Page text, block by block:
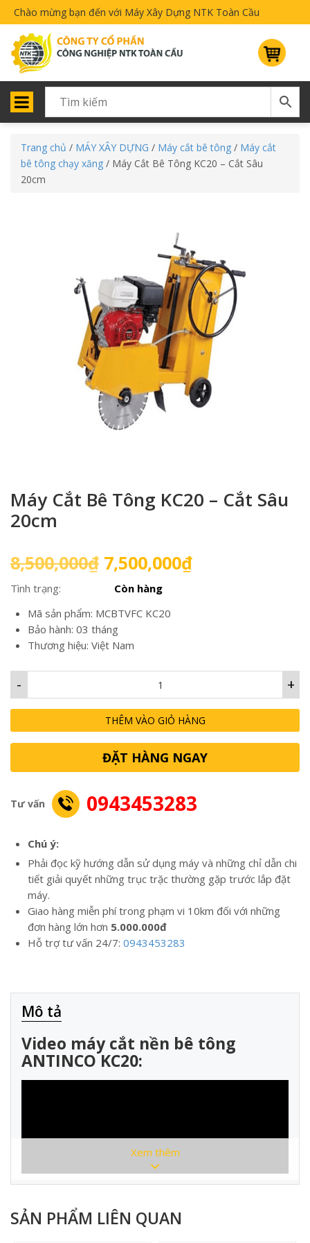
Chào mừng bạn đến với Máy Xây Dựng NTK Toàn Cầu
Trang chủ / MÁY XÂY DỰNG / Máy cắt bê tông / Máy cắt
bê tông chạy xăng / Máy Cắt Bê Tông KC20 – Cắt Sâu
20cm
Máy Cắt Bê Tông KC20 – Cắt Sâu
20cm
8,500,000₫ Giá
gốc
là:
8,500,000₫.
7,500,000₫Giá
Tình trạng:
Còn hàng
Mã sản phẩm: MCBTVFC KC20
Bảo hành: 03 tháng
Thương hiệu: Việt Nam
+
-
THÊM VÀO GIỎ HÀNG
ĐẶT HÀNG NGAY
Tư vấn 0943453283
Chú ý:
Phải đọc kỹ hướng dẫn sử dụng máy và những chỉ dẫn chi
tiết giải quyết những trục trặc thường gặp trước lắp đặt
máy.
Giao hàng miễn phí trong phạm vi 10km đối với những
đơn hàng lớn hơn 5.000.000đ
Hỗ trợ tư vấn 24/7: 0943453283
Mô tả
Video máy cắt nền bê tông
ANTINCO KC20:
Xem thêm
SẢN PHẨM LIÊN QUAN